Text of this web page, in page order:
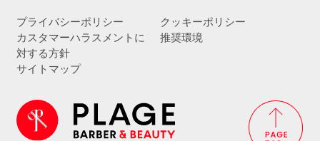
プライバシーポリシー
クッキーポリシー
カスタマーハラスメントに
対する方針
推奨環境
サイトマップ